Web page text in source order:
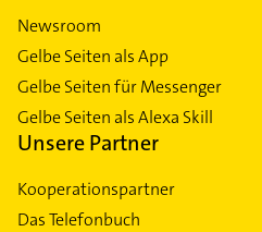
Newsroom
Gelbe Seiten als App
Gelbe Seiten für Messenger
Gelbe Seiten als Alexa Skill
Unsere Partner
Kooperationspartner
Das Telefonbuch